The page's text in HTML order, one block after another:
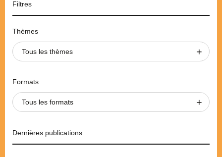
Filtres
Thèmes
Tous les thèmes
Formats
Tous les formats
Dernières publications